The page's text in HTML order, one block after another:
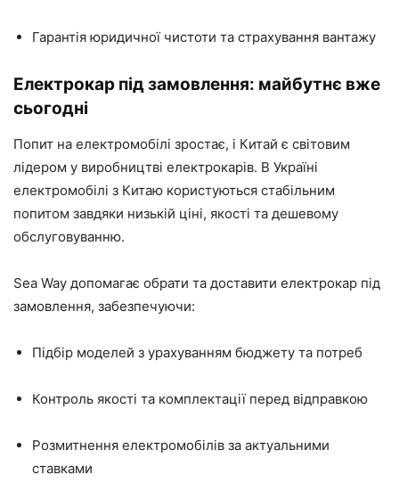
Гарантія юридичної чистоти та страхування вантажу
Електрокар під замовлення: майбутнє вже
сьогодні
Попит на електромобілі зростає, і Китай є світовим
лідером у виробництві електрокарів. В Україні
електромобілі з Китаю користуються стабільним
попитом завдяки низькій ціні, якості та дешевому
обслуговуванню.
Sea Way допомагає обрати та доставити електрокар під
замовлення, забезпечуючи:
Підбір моделей з урахуванням бюджету та потреб
Контроль якості та комплектації перед відправкою
Розмитнення електромобілів за актуальними
ставками